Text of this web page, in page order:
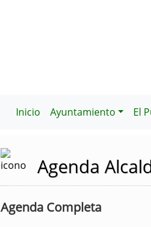
Inicio Ayuntamiento El
Agenda
Agenda Completa